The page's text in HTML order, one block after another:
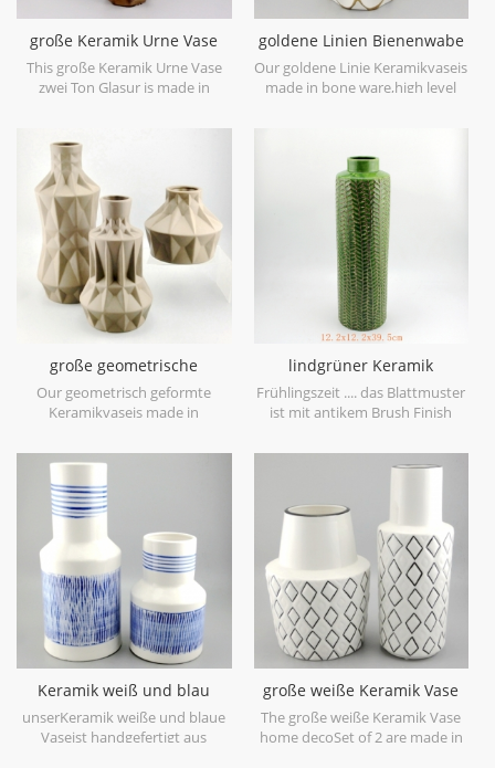
große Keramik Urne Vase
zwei Ton Glasur
This große Keramik Urne Vase
zwei Ton Glasur is made in
material to present two tone
colors,it is hand crafted so the
color is variance,two size
options with 19.7''h and 16.7''h.
goldene Linien Bienenwabe
keramische weiße Vase
Our goldene Linie Keramikvaseis
made in bone ware,high level
große geometrische
Keramikvase braun 3er Set
Our geometrisch geformte
Keramikvaseis made in
material in geometric shapes,it is
hand-crafted with three sizes
assorted,very nice fit with your
modern furniture.
lindgrüner Keramik
Vasenblatt Patten
Frühlingszeit .... das Blattmuster
ist mit antikem Brush Finish
ersten Blick in den Frühling. es
ist aus Feinsteinzeug in China
Frühlingsstimmung versuchen
Sie dieslindgrüne Keramikvase.
Keramik weiß und blau
Tischvase Hand malen
unserKeramik weiße und blaue
Vaseist handgefertigt aus
große weiße Keramik Vase
home deco
The große weiße Keramik Vase
home decoSet of 2 are made in